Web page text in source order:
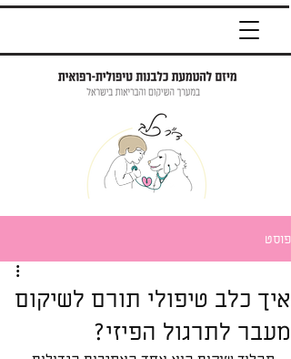
פוסט
איך כלב טיפולי תורם לשיקום
מעבר לתרגול הפיזי?